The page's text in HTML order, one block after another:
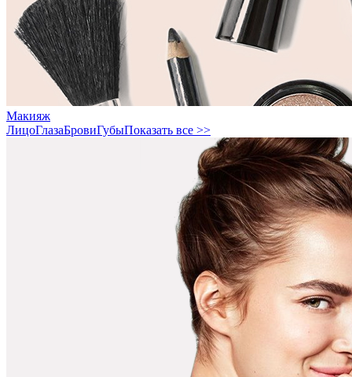
Макияж
ЛицоГлазаБровиГубыПоказать все >>